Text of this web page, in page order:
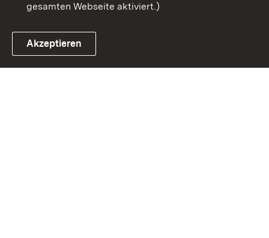
Link zum Landesportal
gesamten Webseite aktiviert.)
Akzeptieren